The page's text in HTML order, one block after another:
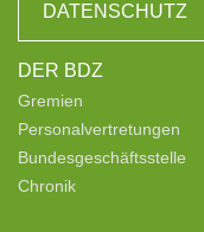
DATENSCHUTZ
DER BDZ
Gremien
Personalvertretungen
Bundesgeschäftsstelle
Chronik